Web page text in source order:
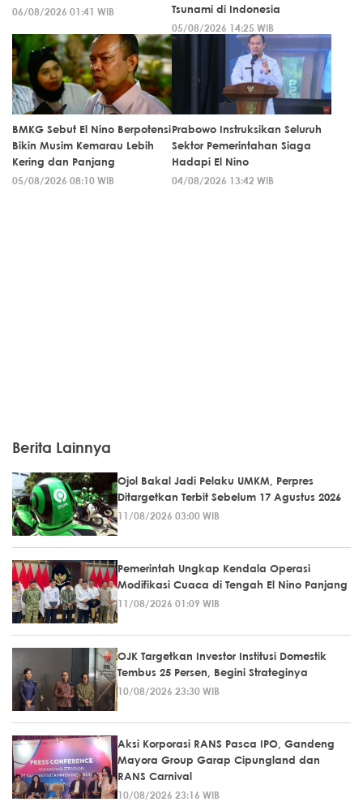
06/08/2026 01:41 WIB
Tsunami di Indonesia
05/08/2026 14:25 WIB
BMKG Sebut El Nino Berpotensi
Bikin Musim Kemarau Lebih
Kering dan Panjang
05/08/2026 08:10 WIB
Prabowo Instruksikan Seluruh
Sektor Pemerintahan Siaga
Hadapi El Nino
04/08/2026 13:42 WIB
Berita Lainnya
Ojol Bakal Jadi Pelaku UMKM, Perpres
Ditargetkan Terbit Sebelum 17 Agustus 2026
11/08/2026 03:00 WIB
Pemerintah Ungkap Kendala Operasi
Modifikasi Cuaca di Tengah El Nino Panjang
11/08/2026 01:09 WIB
OJK Targetkan Investor Institusi Domestik
Tembus 25 Persen, Begini Strateginya
10/08/2026 23:30 WIB
Aksi Korporasi RANS Pasca IPO, Gandeng
Mayora Group Garap Cipungland dan
RANS Carnival
10/08/2026 23:16 WIB